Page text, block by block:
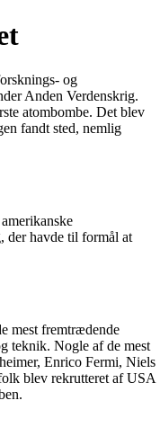
og
Anden Verdenskrig.
atombombe. Det blev
fandt sted, nemlig
der havde til formål at
mest fremtrædende
teknik. Nogle af de mest
Enrico Fermi, Niels
blev rekrutteret af USA